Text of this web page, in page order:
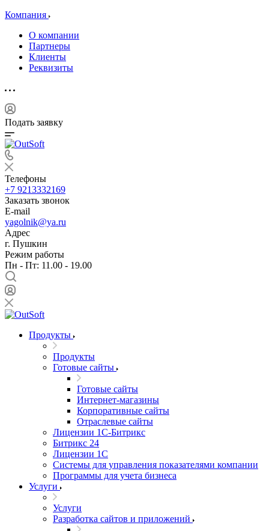
Компания
О компании
Партнеры
Клиенты
Реквизиты
Подать заявку
Телефоны
+7 9213332169
Заказать звонок
E-mail
yagolnik@ya.ru
Адрес
г. Пушкин
Режим работы
Пн - Пт: 11.00 - 19.00
Продукты
Продукты
Готовые сайты
Готовые сайты
Интернет-магазины
Корпоративные сайты
Отраслевые сайты
Лицензии 1С-Битрикс
Битрикс 24
Лицензии 1С
Системы для управления показателями компании
Программы для учета бизнеса
Услуги
Услуги
Разработка сайтов и приложений